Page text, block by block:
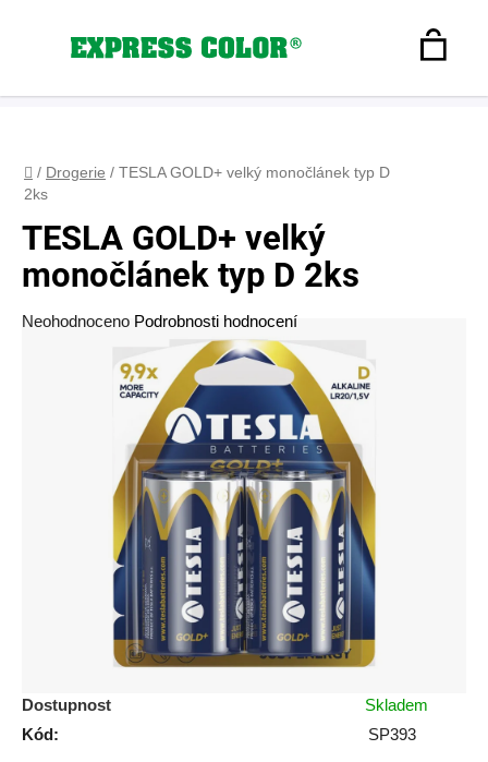
Hledat
Domů
/ Drogerie / TESLA GOLD+ velký monočlánek typ D
2ks
Dostupnost
Skladem
Kód:
SP393
TESLA GOLD+ velký
monočlánek typ D 2ks
Průměrné
Neohodnoceno Podrobnosti hodnocení